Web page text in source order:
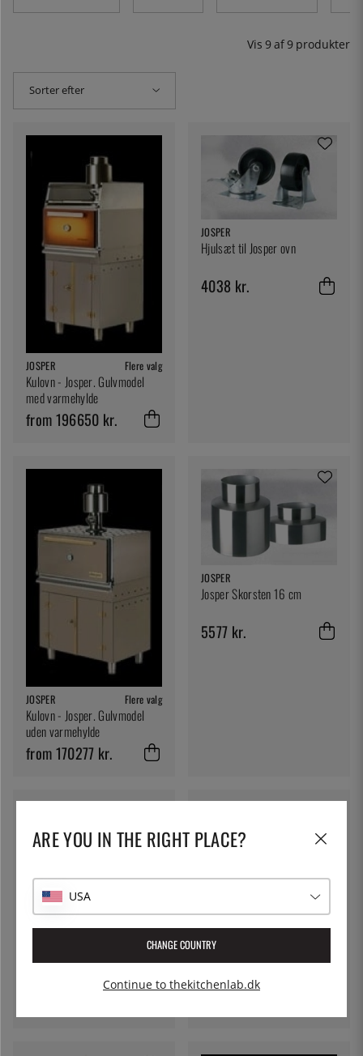
Vis 9af9 produkter
Sorter efter
JOSPER Flere valg
Kulovn - Josper. Gulvmodel
med varmehylde
from 196650 kr.
JOSPER
Hjulsæt til Josper ovn
4038 kr.
JOSPER Flere valg
Kulovn - Josper. Gulvmodel
uden varmehylde
from 170277 kr.
JOSPER
Josper Skorsten 16 cm
5577 kr.
JOSPER
Josper Skorsten 27 cm
5673 kr.
TELLIER
Marcel, Brændefyret ovn -
Tellier
ARE YOU IN THE RIGHT PLACE?
USA
CHANGE COUNTRY
Continue to thekitchenlab.dk